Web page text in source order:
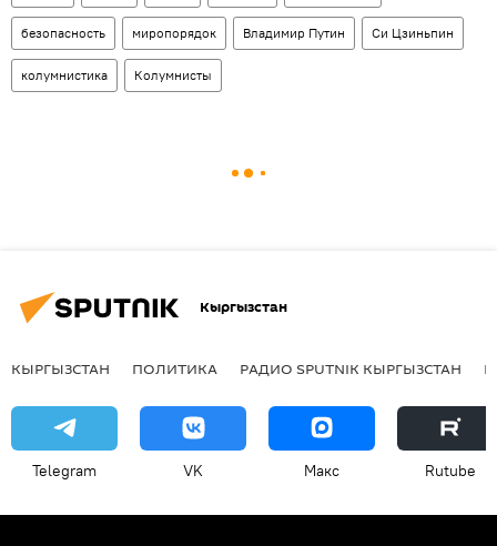
безопасность миропорядок Владимир Путин Си Цзиньпин
колумнистика Колумнисты
Кыргызстан
КЫРГЫЗСТАН ПОЛИТИКА РАДИО SPUTNIK КЫРГЫЗСТАН
Telegram VK Макс Rutube